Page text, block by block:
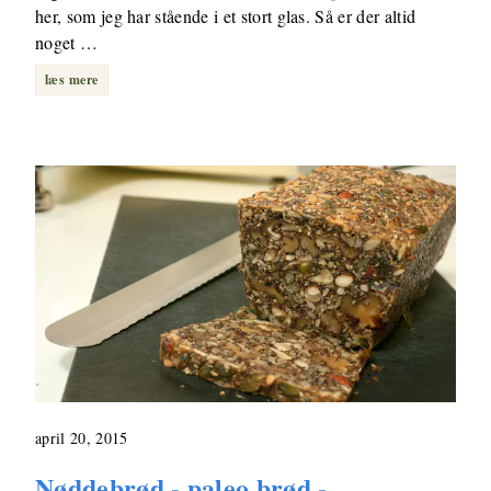
her, som jeg har stående i et stort glas. Så er der altid
noget …
læs mere
april 20, 2015